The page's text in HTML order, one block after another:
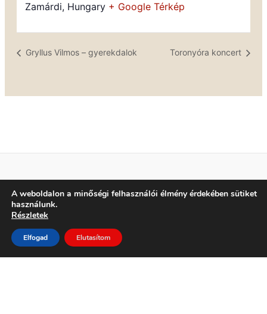
Zamárdi, Hungary + Google Térkép
Gryllus Vilmos – gyerekdalok Toronyóra koncert
Adatkezelési tájékoztató
A weboldalon a minőségi felhasználói élmény érdekében sütiket
használunk.
Részletek
Elfogad Elutasítom